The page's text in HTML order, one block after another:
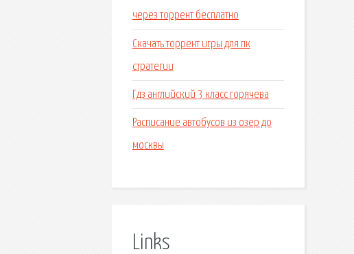
через торрент бесплатно
Скачать торрент игры для пк
стратегии
Гдз английский 3 класс горячева
Расписание автобусов из озер до
москвы
Links